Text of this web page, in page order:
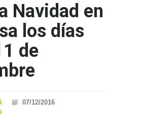
Navidad en
los días
de
07/12/2016